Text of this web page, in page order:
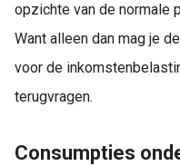
opzichte van de normale
Want alleen dan mag je
voor de
terugvragen.
Consumpties